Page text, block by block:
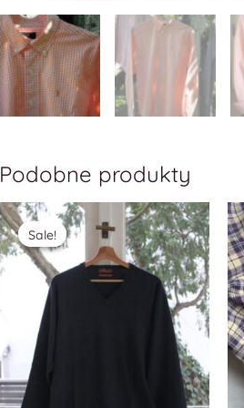
Podobne produkty
Sale!
Sale!